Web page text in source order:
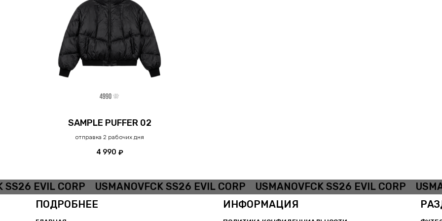
SAMPLE PUFFER 02
отправка 2 рабочих дня
4 990 ₽
EVIL CORP USMANOVFCK SS26 EVIL CORP USMANOVFCK SS26 EVIL CORP
ИНФОРМАЦИЯ
ПОДРОБНЕЕ